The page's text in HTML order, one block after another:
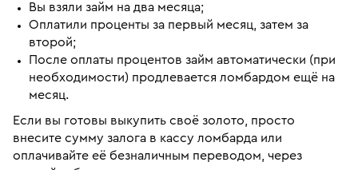
Вы взяли займ на два месяца;
Оплатили проценты за первый месяц, затем за
второй;
После оплаты процентов займ автоматически (при
необходимости) продлевается ломбардом ещё на
месяц.
Если вы готовы выкупить своё золото, просто
внесите сумму залога в кассу ломбарда или
оплачивайте её безналичным переводом, через